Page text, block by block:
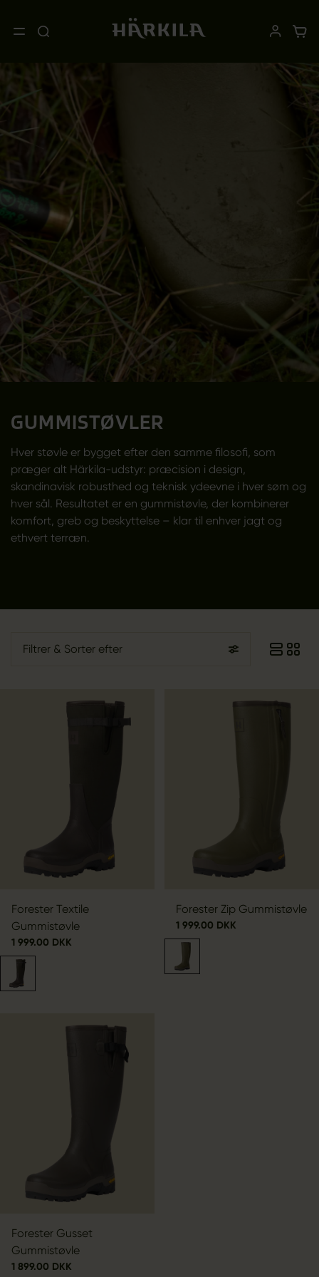
GUMMISTØVLER
Hver støvle er bygget efter den samme filosofi, som
præger alt Härkila-udstyr: præcision i design,
skandinavisk robusthed og teknisk ydeevne i hver søm og
hver sål. Resultatet er en gummistøvle, der kombinerer
komfort, greb og beskyttelse – klar til enhver jagt og
ethvert terræn.
Filtrer & Sorter efter
Forester Textile
Gummistøvle
1 999.00 DKK
Forester Zip Gummistøvle
1 999.00 DKK
Forester Gusset
Gummistøvle
1 899.00 DKK